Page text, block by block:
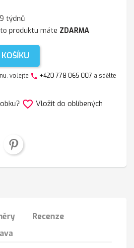
týdnů
produktu máte ZDARMA
volejte phone +420 778 065 007 a sdělte
favorite_border Vložit do oblíbených
Recenze